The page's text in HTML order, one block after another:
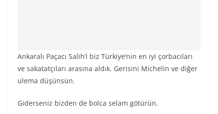
Ankaralı Paçacı Salih’i biz Türkiye’nin en iyi çorbacıları
ve sakatatçıları arasına aldık. Gerisini Michelin ve diğer
ulema düşünsün.
Giderseniz bizden de bolca selam götürün.